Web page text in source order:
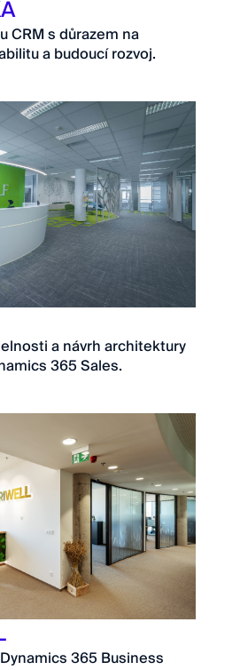
CRM s důrazem na
a budoucí rozvoj.
a návrh architektury
365 Sales.
365 Business